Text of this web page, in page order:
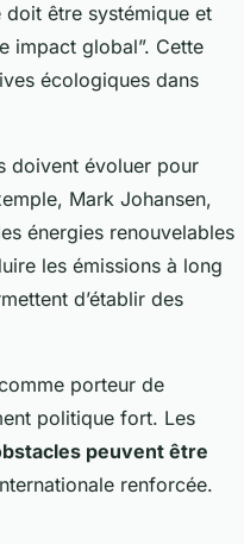
doit être systémique et
impact global”. Cette
écologiques dans
doivent évoluer pour
Mark Johansen,
énergies renouvelables
les émissions à long
d’établir des
porteur de
politique fort. Les
peuvent être
renforcée.